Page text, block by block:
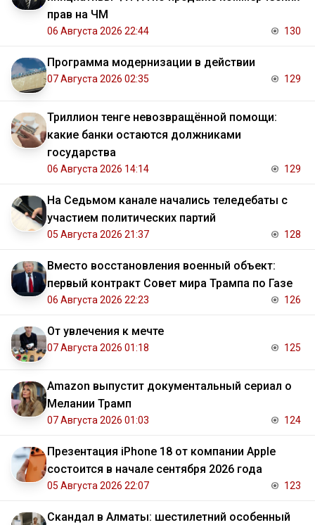
прав на ЧМ
06 Августа 2026 22:44 130
Программа модернизации в действии
07 Августа 2026 02:35 129
Триллион тенге невозвращённой помощи:
какие банки остаются должниками
государства
06 Августа 2026 14:14 129
На Седьмом канале начались теледебаты с
участием политических партий
05 Августа 2026 21:37 128
Вместо восстановления военный объект:
первый контракт Совет мира Трампа по Газе
06 Августа 2026 22:23 126
От увлечения к мечте
07 Августа 2026 01:18 125
Amazon выпустит документальный сериал о
Мелании Трамп
07 Августа 2026 01:03 124
Презентация iPhone 18 от компании Apple
состоится в начале сентября 2026 года
05 Августа 2026 22:07 123
Скандал в Алматы: шестилетний особенный